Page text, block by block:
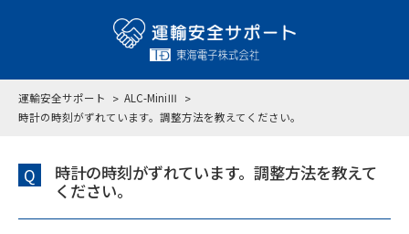
運輸安全サポート
ALC-MiniⅢ
時計の時刻がずれています。調整方法を教えてください。
Q
時計の時刻がずれています。調整方法を教えて
ください。